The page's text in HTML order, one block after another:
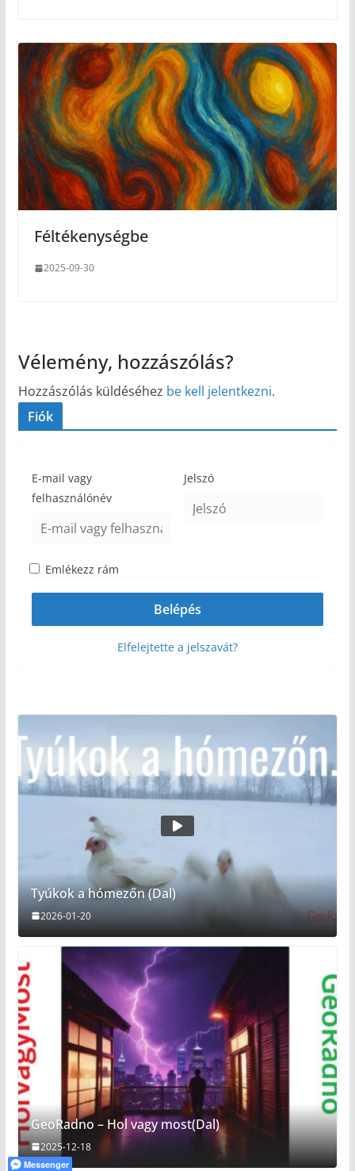
Féltékenységbe
2025-09-30
Vélemény, hozzászólás?
Hozzászólás küldéséhez be kell jelentkezni.
Fiók
E-mail vagy
felhasználónév
Jelszó
Emlékezz rám
Elfelejtette a jelszavát?
Tyúkok a hómezőn (Dal)
2026-01-20
GeoRadno – Hol vagy most(Dal)
2025-12-18
Messenger